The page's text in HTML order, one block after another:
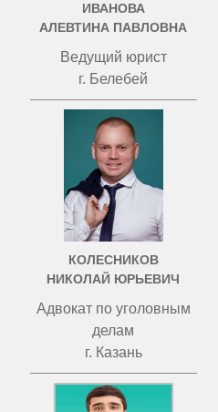
ИВАНОВА
АЛЕВТИНА ПАВЛОВНА
Ведущий юрист
г. Белебей
КОЛЕСНИКОВ
НИКОЛАЙ ЮРЬЕВИЧ
Адвокат по уголовным
делам
г. Казань